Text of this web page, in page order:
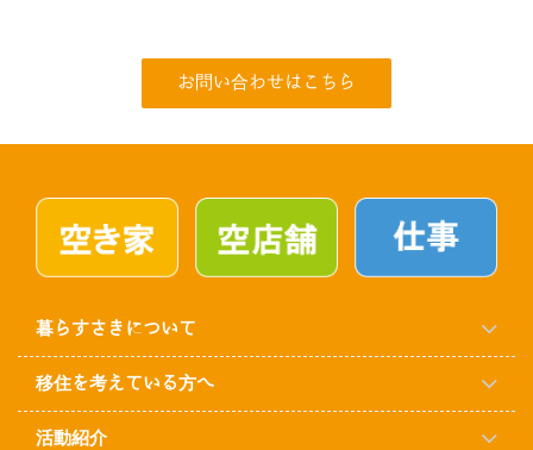
お問い合わせはこちら
暮らすさきについて
移住を考えている方へ
活動紹介